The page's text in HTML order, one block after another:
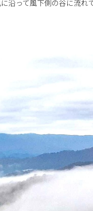
沿って風下側の谷に流れ